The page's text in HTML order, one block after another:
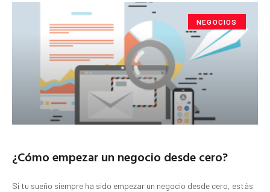
NEGOCIOS
¿Cómo empezar un negocio desde cero?
Si tu sueño siempre ha sido empezar un negocio desde cero, estás